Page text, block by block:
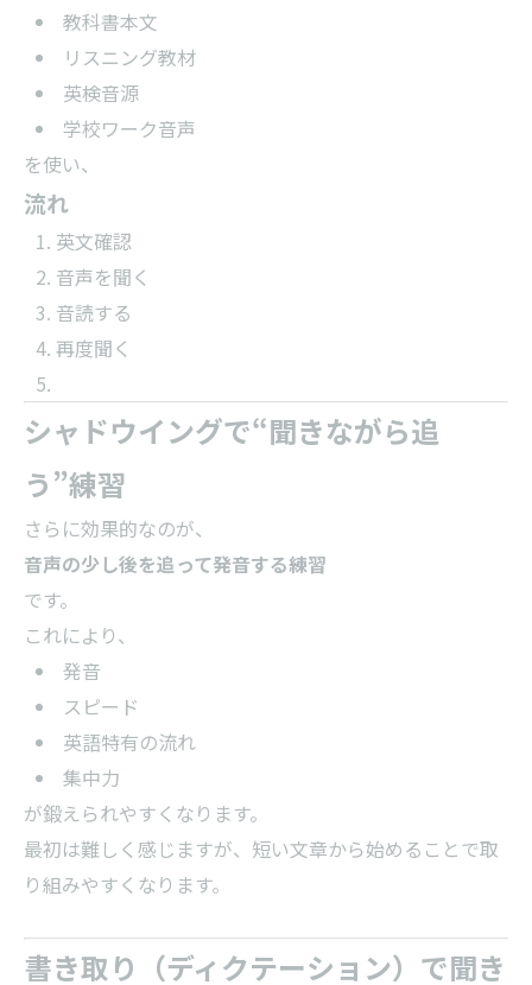
教科書本文
リスニング教材
英検音源
学校ワーク音声
を使い、
流れ
英文確認
音声を聞く
音読する
再度聞く
シャドウイングで“聞きながら追
う”練習
さらに効果的なのが、
音声の少し後を追って発音する練習
です。
これにより、
発音
スピード
英語特有の流れ
集中力
が鍛えられやすくなります。
最初は難しく感じますが、短い文章から始めることで取
り組みやすくなります。
書き取り（ディクテーション）で聞き